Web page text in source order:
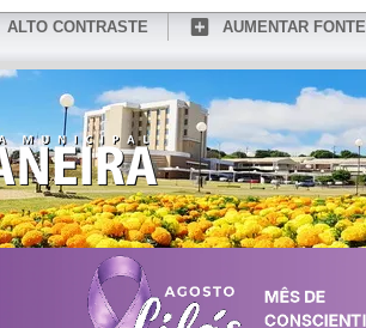
ALTO CONTRASTE AUMENTAR FONTE
CONHEÇA MEDIANEIRA